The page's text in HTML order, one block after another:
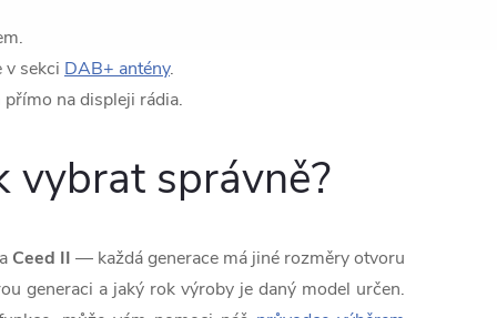
v sekci DAB+ antény.
na displeji rádia.
vybrat správně?
Ceed II — každá generace má jiné rozměry otvoru
generaci a jaký rok výroby je daný model určen.